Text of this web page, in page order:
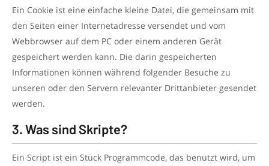
Ein Cookie ist eine einfache kleine Datei, die gemeinsam mit
den Seiten einer Internetadresse versendet und vom
Webbrowser auf dem PC oder einem anderen Gerät
gespeichert werden kann. Die darin gespeicherten
Informationen können während folgender Besuche zu
unseren oder den Servern relevanter Drittanbieter gesendet
werden.
3. Was sind Skripte?
Ein Script ist ein Stück Programmcode, das benutzt wird, um